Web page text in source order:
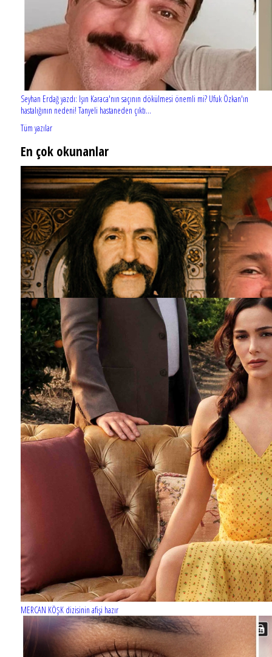
Seyhan Erdağ yazdı: Işın Karaca'nın saçının dökülmesi önemli mi? Ufuk Özkan'ın
hastalığının nedeni! Tanyeli hastaneden çıktı...
Tüm yazılar
En çok okunanlar
Barış Manço'nun mirasçıları mahkemede!
MERCAN KÖŞK dizisinin afişi hazır